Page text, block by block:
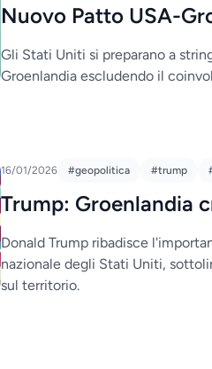
Nuovo Patto USA-
Gli Stati Uniti si preparano a
Groenlandia escludendo il
16/01/2026 #geopolitica #trump
Trump: Groenlandia
Donald Trump ribadisce
nazionale degli Stati Uniti,
sul territorio.